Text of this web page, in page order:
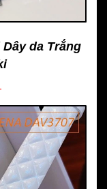
da Trắng